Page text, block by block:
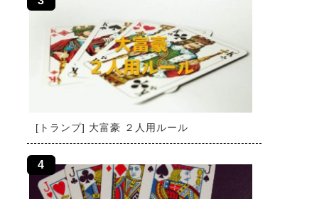
[トランプ] 大富豪 ２人用ルール